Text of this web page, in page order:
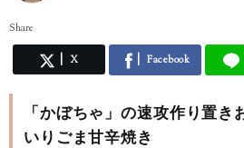
Share
X Facebook
「かぼちゃ」の速攻作り置
いりごま甘辛焼き